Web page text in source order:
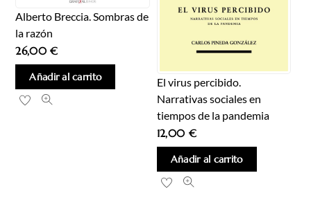
Alberto Breccia. Sombras de
la razón
26,00€
Añadir al carrito
El virus percibido.
Narrativas sociales en
tiempos de la pandemia
12,00 €
Añadir al carrito